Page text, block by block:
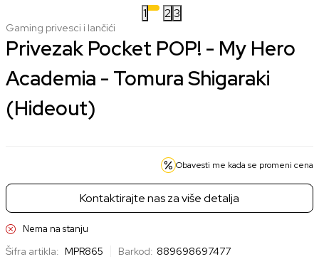
1 2 3
Gaming privesci i lančići
Privezak Pocket POP! - My Hero
Academia - Tomura Shigaraki
(Hideout)
Obavesti me kada se promeni cena
Kontaktirajte nas za više detalja
Nema na stanju
Šifra artikla: MPR865 Barkod: 889698697477